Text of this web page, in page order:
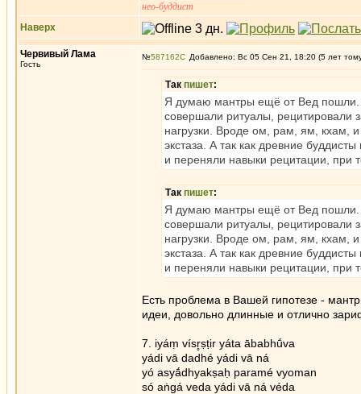
нео-буддист
Наверх
Червивый Лама
Гость
№587162 Добавлено: Вс 05 Сен 21, 18:20 (5 лет
Так пишет:
Я думаю мантры ещё от Вед пошли.
совершали ритуалы, рецитировали
нагрузки. Вроде ом, рам, ям, кхам, и
экстаза. А так как древние
и переняли навыки рецитации, при
Так пишет:
Я думаю мантры ещё от Вед пошли.
совершали ритуалы, рецитировали
нагрузки. Вроде ом, рам, ям, кхам, и
экстаза. А так как древние
и переняли навыки рецитации, при
Есть проблема в Вашей гипотезе -
идеи, довольно длинные и отлично
7. iyáṃ vísr̥ṣṭir yáta ābabhū́va
yádi vā dadhé yádi vā ná
yó asyā́dhyakṣaḥ paramé vyoman
só aṅgá veda yádi vā ná véda